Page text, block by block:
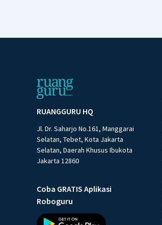
RUANGGURU HQ
Jl. Dr. Saharjo No.161, Manggarai
Selatan, Tebet, Kota Jakarta
Selatan, Daerah Khusus Ibukota
Jakarta 12860
Coba GRATIS Aplikasi
Roboguru